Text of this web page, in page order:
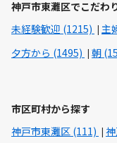
神戸市東灘区でこだわ
未経験歓迎 (1215)
主
夕方から (1495)
朝
市区町村から探す
神戸市東灘区 (111)